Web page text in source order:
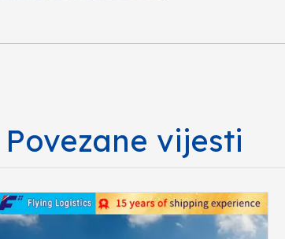
Povezane vijesti